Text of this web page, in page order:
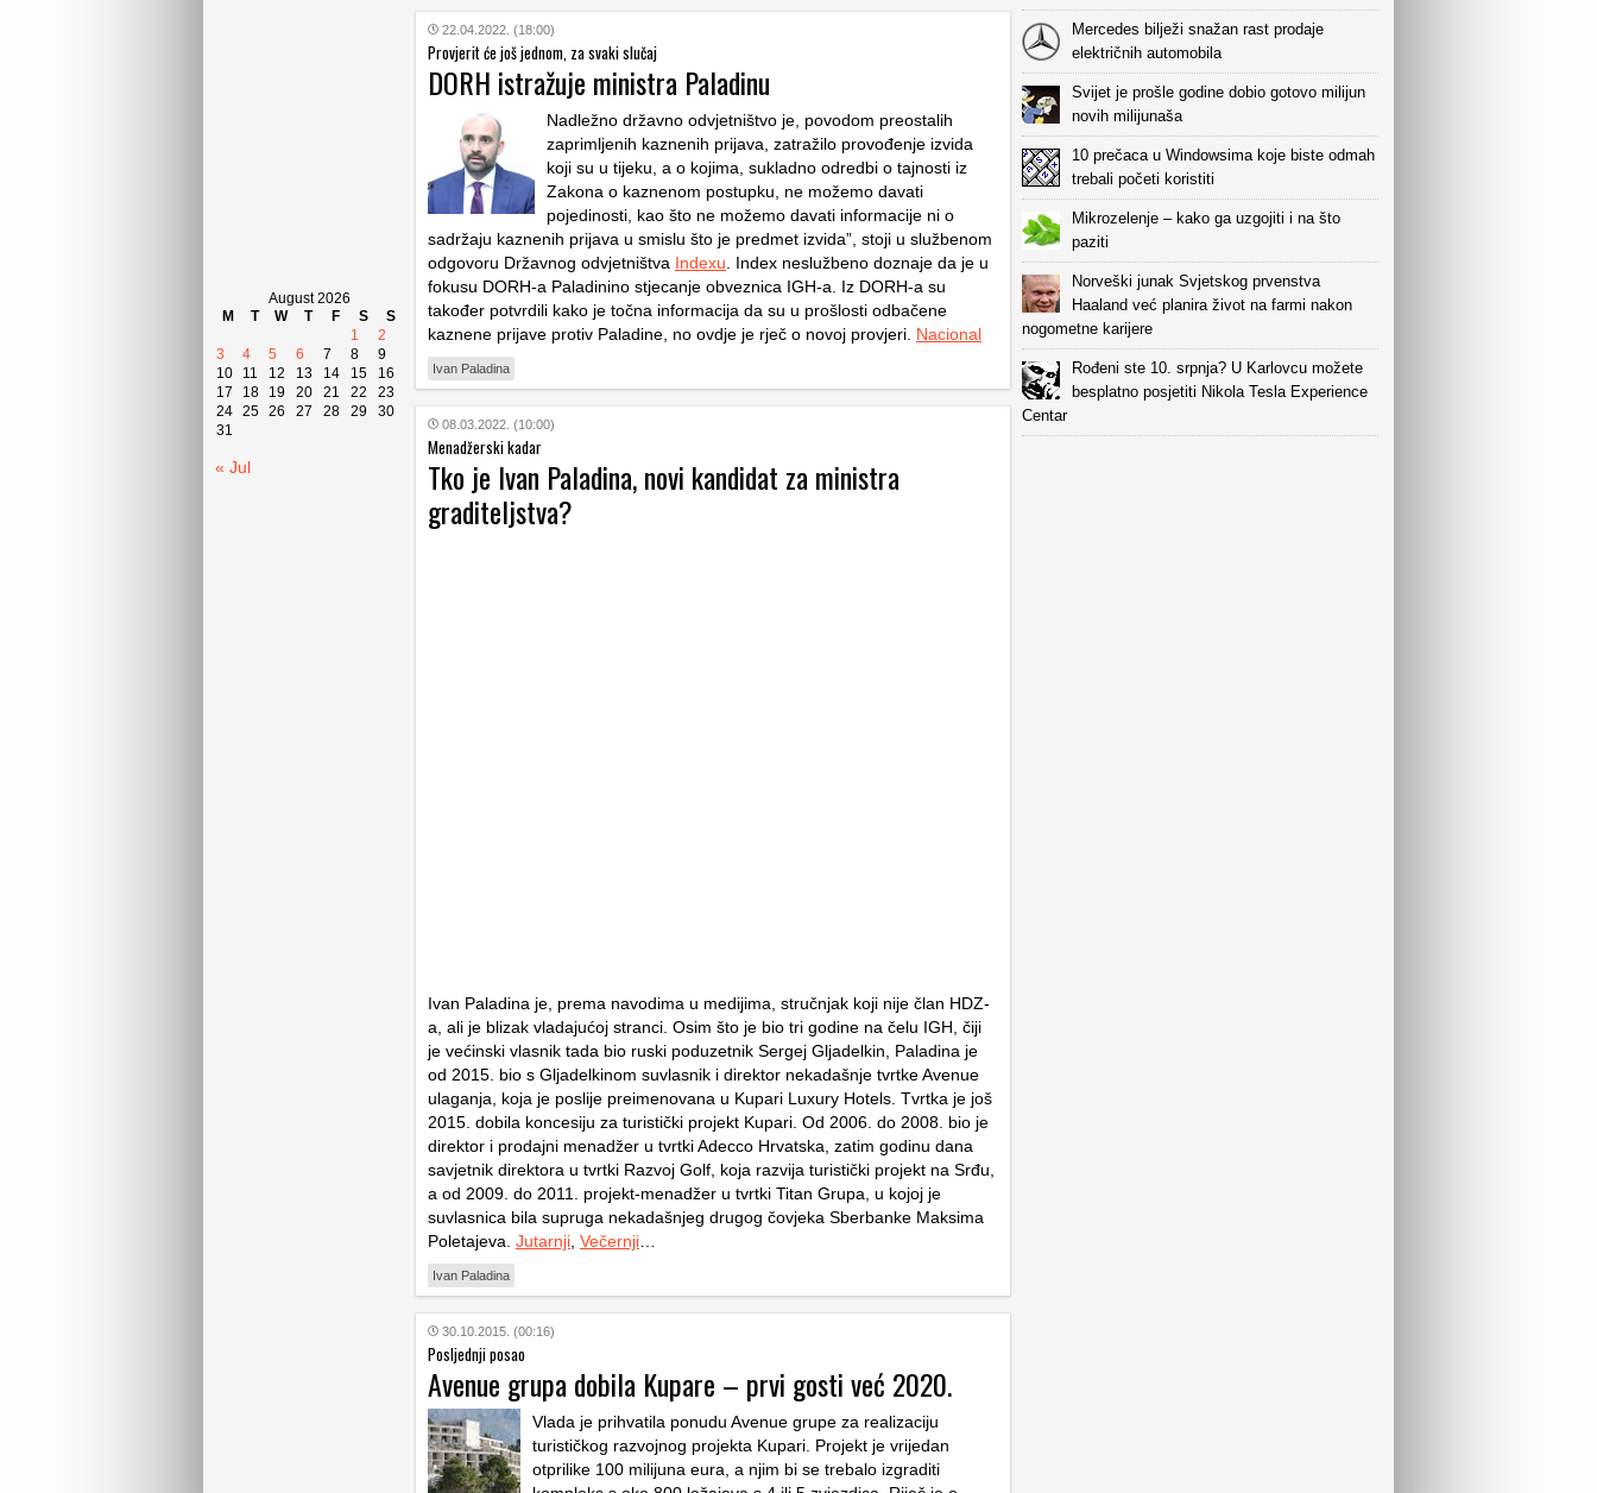
August 2026
M
T W T F S
S
1
2
3
4 5 6 7 8
9
10
11 12 13 14 15
16
17
18 19 20 21 22
23
24 25 26 27 28 29
30
31
« Jul
22.04.2022. (18:00)
Provjerit će još jednom, za svaki slučaj
DORH istražuje ministra Paladinu
Nadležno državno odvjetništvo je, povodom preostalih
zaprimljenih kaznenih prijava, zatražilo provođenje izvida
koji su u tijeku, a o kojima, sukladno odredbi o tajnosti iz
Zakona o kaznenom postupku, ne možemo davati
pojedinosti, kao što ne možemo davati informacije ni o
sadržaju kaznenih prijava u smislu što je predmet izvida”, stoji u službenom
odgovoru Državnog odvjetništva Indexu . Index neslužbeno doznaje da je u
fokusu DORH-a Paladinino stjecanje obveznica IGH-a. Iz DORH-a su
također potvrdili kako je točna informacija da su u prošlosti odbačene
kaznene prijave protiv Paladine, no ovdje je rječ o novoj provjeri. Nacional
Ivan Paladina
08.03.2022. (10:00)
Menadžerski kadar
Tko je Ivan Paladina, novi kandidat za ministra
graditeljstva?
Ivan Paladina je, prema navodima u medijima, stručnjak koji nije član HDZ-
a, ali je blizak vladajućoj stranci. Osim što je bio tri godine na čelu IGH, čiji
je većinski vlasnik tada bio ruski poduzetnik Sergej Gljadelkin, Paladina je
od 2015. bio s Gljadelkinom suvlasnik i direktor nekadašnje tvrtke Avenue
ulaganja, koja je poslije preimenovana u Kupari Luxury Hotels. Tvrtka je još
2015. dobila koncesiju za turistički projekt Kupari. Od 2006. do 2008. bio je
direktor i prodajni menadžer u tvrtki Adecco Hrvatska, zatim godinu dana
savjetnik direktora u tvrtki Razvoj Golf, koja razvija turistički projekt na Srđu,
a od 2009. do 2011. projekt-menadžer u tvrtki Titan Grupa, u kojoj je
suvlasnica bila supruga nekadašnjeg drugog čovjeka Sberbanke Maksima
Poletajeva. Jutarnji Večernji
Ivan Paladina
30.10.2015. (00:16)
Posljednji posao
Avenue grupa dobila Kupare – prvi gosti već 2020.
Vlada je prihvatila ponudu Avenue grupe za realizaciju
turističkog razvojnog projekta Kupari. Projekt je vrijedan
otprilike 100 milijuna eura, a njim bi se trebalo izgraditi
Mercedes bilježi snažan rast prodaje
električnih automobila
Svijet je prošle godine dobio gotovo milijun
novih milijunaša
10 prečaca u Windowsima koje biste odmah
trebali početi koristiti
Mikrozelenje – kako ga uzgojiti i na što
paziti
Norveški junak Svjetskog prvenstva
Haaland već planira život na farmi nakon
nogometne karijere
Rođeni ste 10. srpnja? U Karlovcu možete
besplatno posjetiti Nikola Tesla Experience
Centar